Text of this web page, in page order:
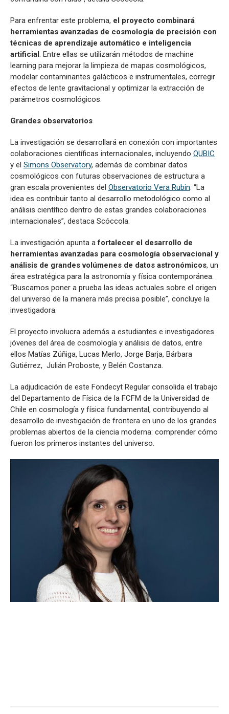
Para enfrentar este problema, el proyecto combinará
herramientas avanzadas de cosmología de precisión con
técnicas de aprendizaje automático e inteligencia
artificial. Entre ellas se utilizarán métodos de machine
learning para mejorar la limpieza de mapas cosmológicos,
modelar contaminantes galácticos e instrumentales, corregir
efectos de lente gravitacional y optimizar la extracción de
parámetros cosmológicos.
Grandes observatorios
La investigación se desarrollará en conexión con importantes
colaboraciones científicas internacionales, incluyendo QUBIC
y el Simons Observatory, además de combinar datos
cosmológicos con futuras observaciones de estructura a
gran escala provenientes del Observatorio Vera Rubin. “La
idea es contribuir tanto al desarrollo metodológico como al
análisis científico dentro de estas grandes colaboraciones
internacionales”, destaca Scóccola.
La investigación apunta afortalecer el desarrollo de
herramientas avanzadas para cosmología observacional y
análisis de grandes volúmenes de datos astronómicos, un
área estratégica para la astronomía y física contemporánea.
“Buscamos poner a prueba las ideas actuales sobre el origen
del universo de la manera más precisa posible”, concluye la
investigadora.
El proyecto involucra además a estudiantes e investigadores
jóvenes del área de cosmología y análisis de datos, entre
ellos Matías Zúñiga, Lucas Merlo, Jorge Barja, Bárbara
Gutiérrez, Julián Proboste, y Belén Costanza.
La adjudicación de este Fondecyt Regular consolida el trabajo
del Departamento de Física de la FCFM de la Universidad de
Chile en cosmología y física fundamental, contribuyendo al
desarrollo de investigación de frontera en uno de los grandes
problemas abiertos de la ciencia moderna: comprender cómo
fueron los primeros instantes del universo.